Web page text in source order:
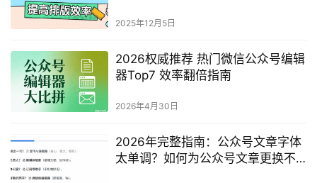
2025年12月5日
2026权威推荐 热门微信公众号编辑
器Top7 效率翻倍指南
2026年4月30日
2026年完整指南：公众号文章字体
太单调？如何为公众号文章更换不